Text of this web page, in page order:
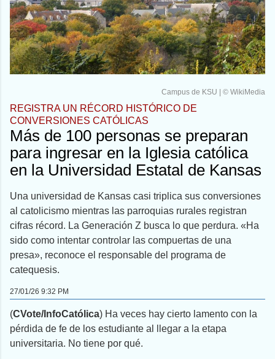
Campus de KSU | © WikiMedia
REGISTRA UN RÉCORD HISTÓRICO DE
CONVERSIONES CATÓLICAS
Más de 100 personas se preparan
para ingresar en la Iglesia católica
en la Universidad Estatal de Kansas
Una universidad de Kansas casi triplica sus conversiones
al catolicismo mientras las parroquias rurales registran
cifras récord. La Generación Z busca lo que perdura. «Ha
sido como intentar controlar las compuertas de una
presa», reconoce el responsable del programa de
catequesis.
27/01/26 9:32 PM
(CVote/InfoCatólica) Ha veces hay cierto lamento con la
pérdida de fe de los estudiante al llegar a la etapa
universitaria. No tiene por qué.